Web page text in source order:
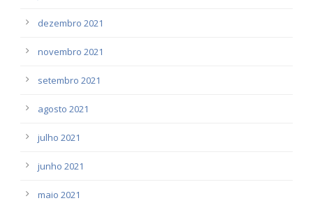
dezembro 2021
novembro 2021
setembro 2021
agosto 2021
julho 2021
junho 2021
maio 2021